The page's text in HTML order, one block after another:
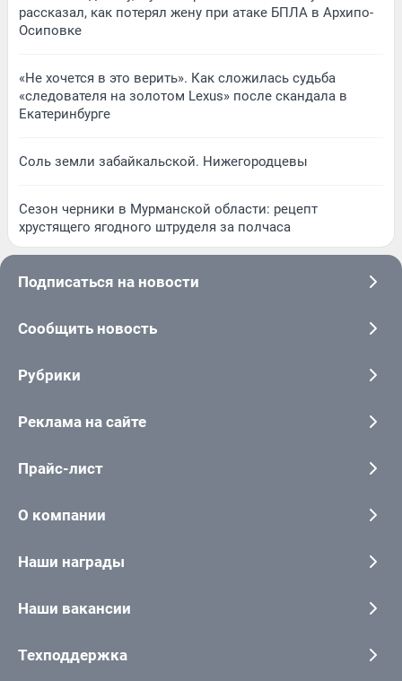
рассказал, как потерял жену при атаке БПЛА в Архипо-
Осиповке
«Не хочется в это верить». Как сложилась судьба
«следователя на золотом Lexus» после скандала в
Екатеринбурге
Соль земли забайкальской. Нижегородцевы
Сезон черники в Мурманской области: рецепт
хрустящего ягодного штруделя за полчаса
Подписаться на новости
Сообщить новость
Рубрики
Реклама на сайте
Прайс-лист
О компании
Наши награды
Наши вакансии
Техподдержка